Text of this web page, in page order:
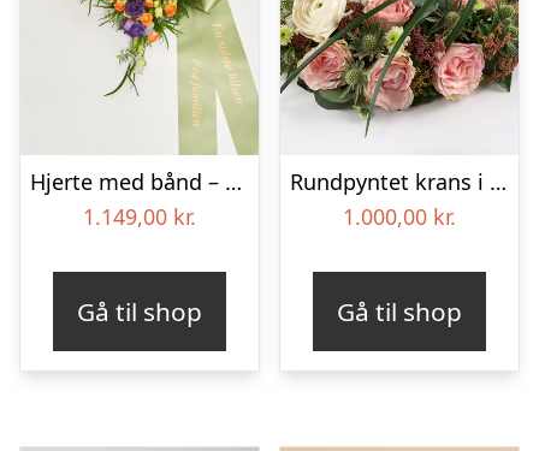
Hjerte med bånd – Floristens kreative valg
1.149,00 kr.
Gå til shop
Rundpyntet krans i lyse farver – Blomster til begravelse
1.000,00 kr.
Gå til shop